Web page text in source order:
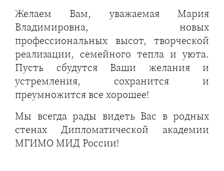
Желаем Вам, уважаемая Мария
Владимировна, новых
профессиональных высот, творческой
реализации, семейного тепла и уюта.
Пусть сбудутся Ваши желания и
устремления, сохранится и
преумножится все хорошее!
Мы всегда рады видеть Вас в родных
стенах Дипломатической академии
МГИМО МИД России!